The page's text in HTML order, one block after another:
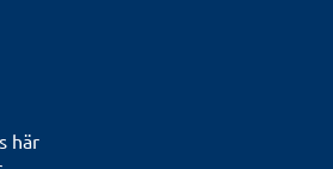
här